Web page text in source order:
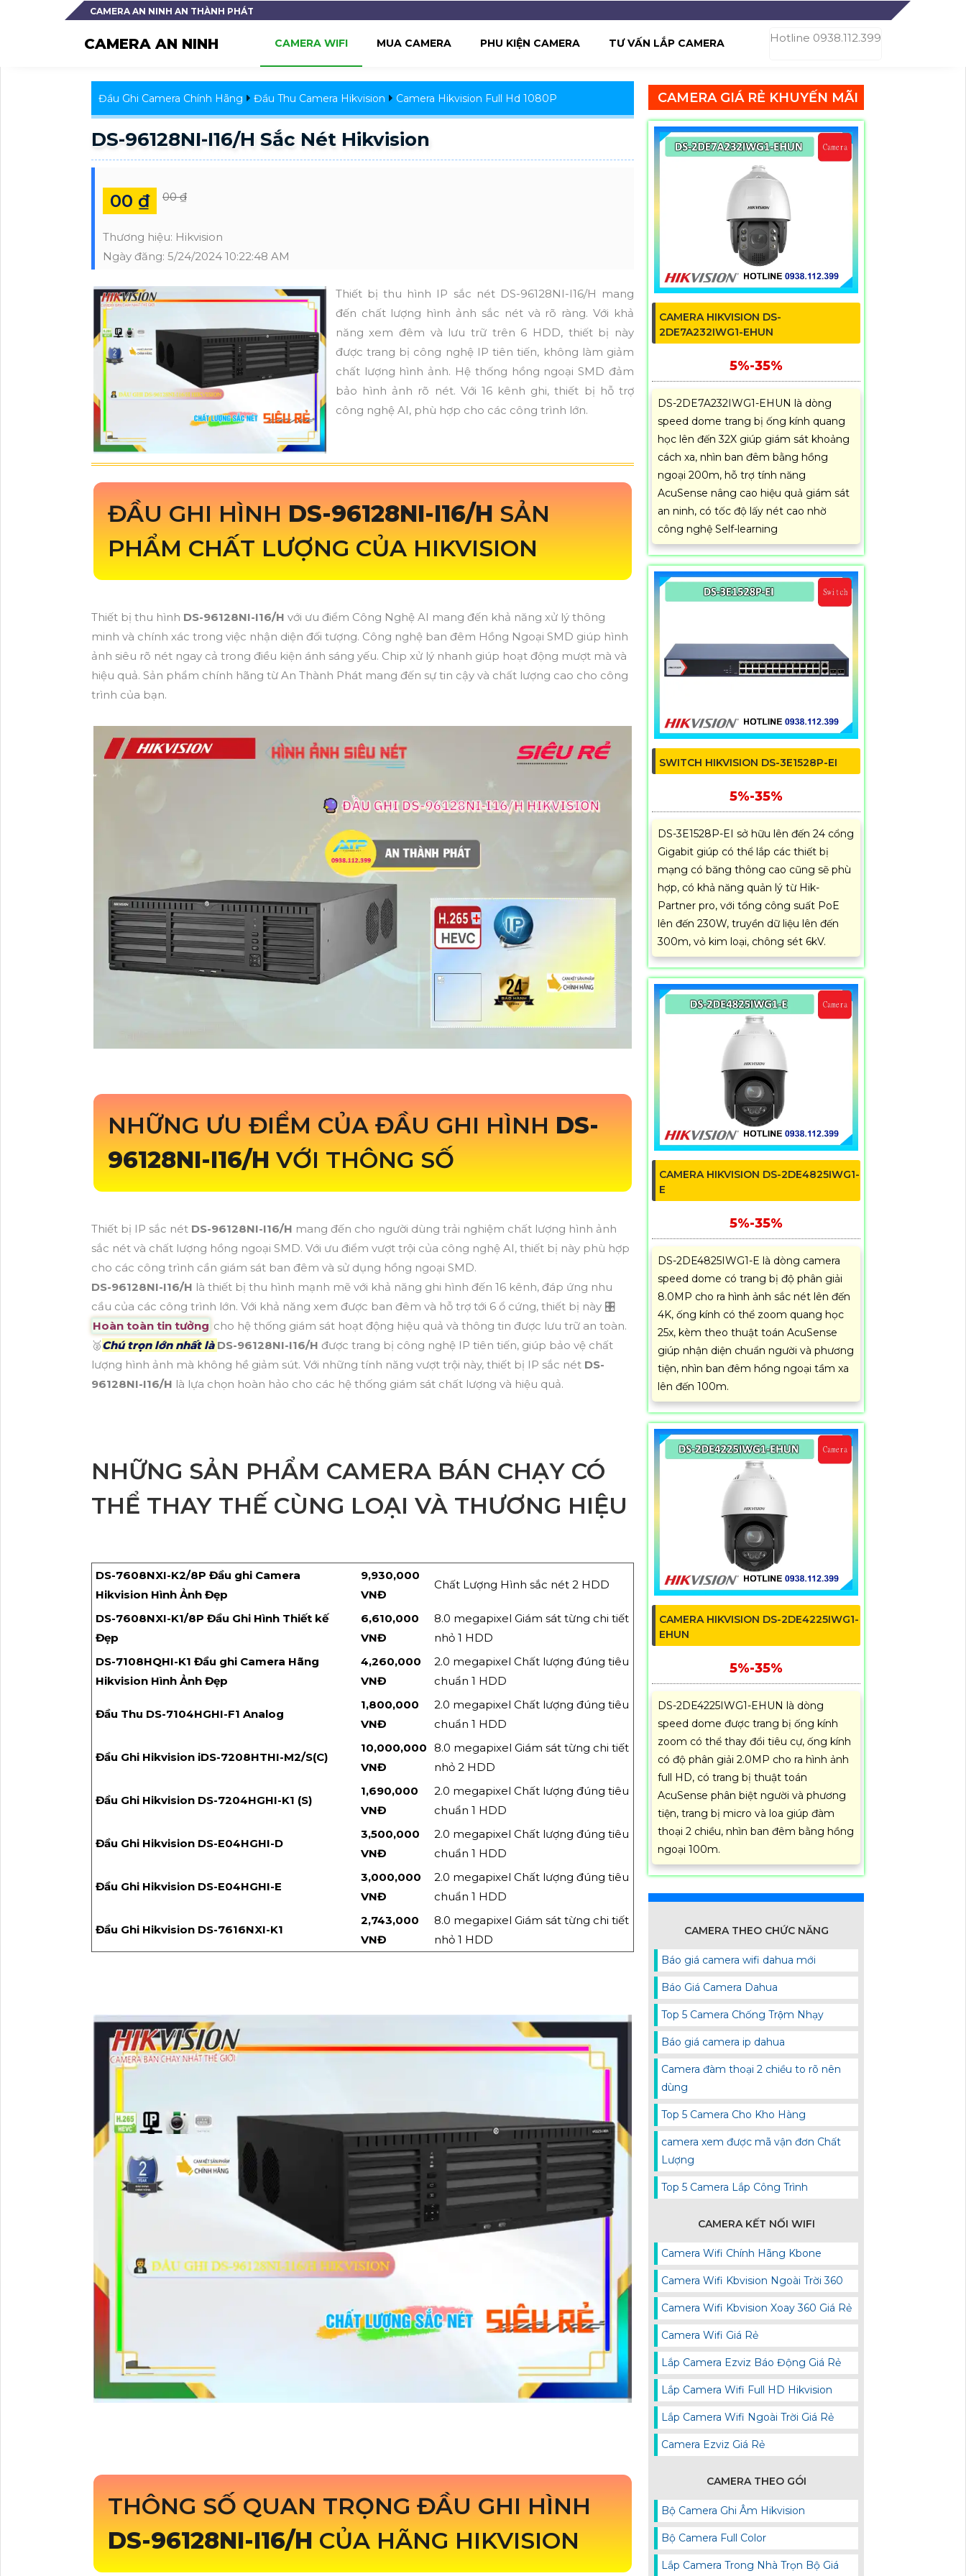
CAMERA AN NINH AN THÀNH PHÁT
CAMERA AN NINH Hotline 0938.112.399
CAMERA WIFI MUA CAMERA PHU KIỆN CAMERA TƯ VẤN LẮP CAMERA
Đầu Ghi Camera Chính Hãng Đầu Thu Camera Hikvision Camera Hikvision Full Hd 1080P
DS-96128NI-I16/H Sắc Nét Hikvision
00 ₫ 00 ₫
Thương hiệu: Hikvision
Ngày đăng: 5/24/2024 10:22:48 AM
Thiết bị thu hình IP sắc nét DS-96128NI-I16/H mang
đến chất lượng hình ảnh sắc nét và rõ ràng. Với khả
năng xem đêm và lưu trữ trên 6 HDD, thiết bị này
được trang bị công nghệ IP tiên tiến, không làm giảm
chất lượng hình ảnh. Hệ thống hồng ngoại SMD đảm
bảo hình ảnh rõ nét. Với 16 kênh ghi, thiết bị hỗ trợ
công nghệ AI, phù hợp cho các công trình lớn.
ĐẦU GHI HÌNH DS-96128NI-I16/H SẢN
PHẨM CHẤT LƯỢNG CỦA HIKVISION
Thiết bị thu hình DS-96128NI-I16/H với ưu điểm Công Nghệ AI mang đến khả năng xử lý thông
minh và chính xác trong việc nhận diện đối tượng. Công nghệ ban đêm Hồng Ngoại SMD giúp hình
ảnh siêu rõ nét ngay cả trong điều kiện ánh sáng yếu. Chip xử lý nhanh giúp hoạt động mượt mà và
hiệu quả. Sản phẩm chính hãng từ An Thành Phát mang đến sự tin cậy và chất lượng cao cho công
trình của bạn.
NHỮNG ƯU ĐIỂM CỦA ĐẦU GHI HÌNH DS-
96128NI-I16/H VỚI THÔNG SỐ
Thiết bị IP sắc nét DS-96128NI-I16/H mang đến cho người dùng trải nghiệm chất lượng hình ảnh
sắc nét và chất lượng hồng ngoại SMD. Với ưu điểm vượt trội của công nghệ AI, thiết bị này phù hợp
cho các công trình cần giám sát ban đêm và sử dụng hồng ngoại SMD.
DS-96128NI-I16/H là thiết bị thu hình mạnh mẽ với khả năng ghi hình đến 16 kênh, đáp ứng nhu
cầu của các công trình lớn. Với khả năng xem được ban đêm và hỗ trợ tới 6 ổ cứng, thiết bị này 🎛
Hoàn toàn tin tưởng cho hệ thống giám sát hoạt động hiệu quả và thông tin được lưu trữ an toàn.
️🥈Chú trọn lớn nhất là DS-96128NI-I16/H được trang bị công nghệ IP tiên tiến, giúp bảo vệ chất
lượng hình ảnh mà không hề giảm sút. Với những tính năng vượt trội này, thiết bị IP sắc nét DS-
96128NI-I16/H là lựa chọn hoàn hảo cho các hệ thống giám sát chất lượng và hiệu quả.
NHỮNG SẢN PHẨM CAMERA BÁN CHẠY CÓ
THỂ THAY THẾ CÙNG LOẠI VÀ THƯƠNG HIỆU
DS-7608NXI-K2/8P Đầu ghi Camera
Hikvision Hình Ảnh Đẹp
9,930,000
VNĐ
Chất Lượng Hình sắc nét 2 HDD
DS-7608NXI-K1/8P Đầu Ghi Hình Thiết kế
Đẹp
6,610,000
VNĐ
8.0 megapixel Giám sát từng chi tiết
nhỏ 1 HDD
DS-7108HQHI-K1 Đầu ghi Camera Hãng
Hikvision Hình Ảnh Đẹp
4,260,000
VNĐ
2.0 megapixel Chất lượng đúng tiêu
chuẩn 1 HDD
Đầu Thu DS-7104HGHI-F1 Analog
1,800,000
VNĐ
2.0 megapixel Chất lượng đúng tiêu
chuẩn 1 HDD
Đầu Ghi Hikvision iDS-7208HTHI-M2/S(C)
10,000,000
VNĐ
8.0 megapixel Giám sát từng chi tiết
nhỏ 2 HDD
Đầu Ghi Hikvision DS-7204HGHI-K1 (S)
1,690,000
VNĐ
2.0 megapixel Chất lượng đúng tiêu
chuẩn 1 HDD
Đầu Ghi Hikvision DS-E04HGHI-D
3,500,000
VNĐ
2.0 megapixel Chất lượng đúng tiêu
chuẩn 1 HDD
Đầu Ghi Hikvision DS-E04HGHI-E
3,000,000
VNĐ
2.0 megapixel Chất lượng đúng tiêu
chuẩn 1 HDD
Đầu Ghi Hikvision DS-7616NXI-K1
2,743,000
VNĐ
8.0 megapixel Giám sát từng chi tiết
nhỏ 1 HDD
THÔNG SỐ QUAN TRỌNG ĐẦU GHI HÌNH
DS-96128NI-I16/H CỦA HÃNG HIKVISION
CAMERA GIÁ RẺ KHUYẾN MÃI
CAMERA HIKVISION DS-
2DE7A232IWG1-EHUN
5%-35%
DS-2DE7A232IWG1-EHUN là dòng
speed dome trang bị ống kính quang
học lên đến 32X giúp giám sát khoảng
cách xa, nhìn ban đêm bằng hồng
ngoại 200m, hỗ trợ tính năng
AcuSense nâng cao hiệu quả giám sát
an ninh, có tốc độ lấy nét cao nhờ
công nghệ Self-learning
SWITCH HIKVISION DS-3E1528P-EI
5%-35%
DS-3E1528P-EI sở hữu lên đến 24 cổng
Gigabit giúp có thể lắp các thiết bị
mạng có băng thông cao cũng sẽ phù
hợp, có khả năng quản lý từ Hik-
Partner pro, với tổng công suất PoE
lên đến 230W, truyền dữ liệu lên đến
300m, vỏ kim loại, chông sét 6kV.
CAMERA HIKVISION DS-2DE4825IWG1-
E
5%-35%
DS-2DE4825IWG1-E là dòng camera
speed dome có trang bị độ phân giải
8.0MP cho ra hình ảnh sắc nét lên đến
4K, ống kính có thể zoom quang học
25x, kèm theo thuật toán AcuSense
giúp nhận diện chuẩn người và phương
tiện, nhìn ban đêm hồng ngoại tầm xa
lên đến 100m.
CAMERA HIKVISION DS-2DE4225IWG1-
EHUN
5%-35%
DS-2DE4225IWG1-EHUN là dòng
speed dome được trang bị ống kính
zoom có thể thay đổi tiêu cự, ống kính
có độ phân giải 2.0MP cho ra hình ảnh
full HD, có trang bị thuật toán
AcuSense phân biệt người và phương
tiện, trang bị micro và loa giúp đàm
thoại 2 chiều, nhìn ban đêm bằng hồng
ngoại 100m.
CAMERA THEO CHỨC NĂNG
Báo giá camera wifi dahua mới
Báo Giá Camera Dahua
Top 5 Camera Chống Trộm Nhạy
Báo giá camera ip dahua
Camera đàm thoại 2 chiều to rõ nên
dùng
Top 5 Camera Cho Kho Hàng
camera xem được mã vận đơn Chất
Lượng
Top 5 Camera Lắp Công Trình
CAMERA KẾT NỐI WIFI
Camera Wifi Chính Hãng Kbone
Camera Wifi Kbvision Ngoài Trời 360
Camera Wifi Kbvision Xoay 360 Giá Rẻ
Camera Wifi Giá Rẻ
Lắp Camera Ezviz Báo Động Giá Rẻ
Lắp Camera Wifi Full HD Hikvision
Lắp Camera Wifi Ngoài Trời Giá Rẻ
Camera Ezviz Giá Rẻ
CAMERA THEO GÓI
Bộ Camera Ghi Âm Hikvision
Bộ Camera Full Color
Lắp Camera Trong Nhà Trọn Bộ Giá